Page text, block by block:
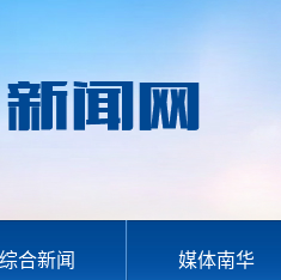
综合新闻 媒体南华